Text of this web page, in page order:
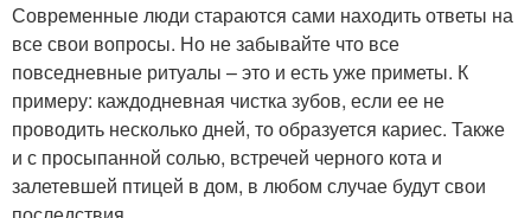
Современные люди стараются сами находить ответы на
все свои вопросы. Но не забывайте что все
повседневные ритуалы – это и есть уже приметы. К
примеру: каждодневная чистка зубов, если ее не
проводить несколько дней, то образуется кариес. Также
и с просыпанной солью, встречей черного кота и
залетевшей птицей в дом, в любом случае будут свои